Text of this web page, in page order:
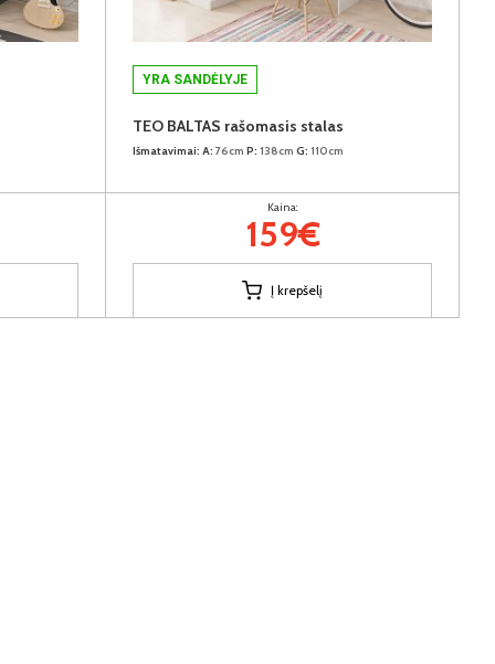
YRA SANDĖLYJE
TEO BALTAS rašomasis stalas
Išmatavimai: A: 76cm P: 138cm G: 110cm
Kaina:
159€
Į krepšelį